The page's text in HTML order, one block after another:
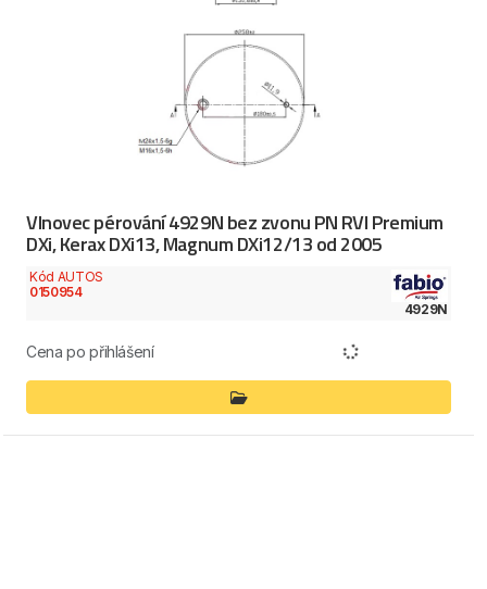
Vlnovec pérování 4929N bez zvonu PN RVI Premium
DXi, Kerax DXi13, Magnum DXi12/13 od 2005
Kód AUTOS
0150954
4929N
Cena po přihlášení